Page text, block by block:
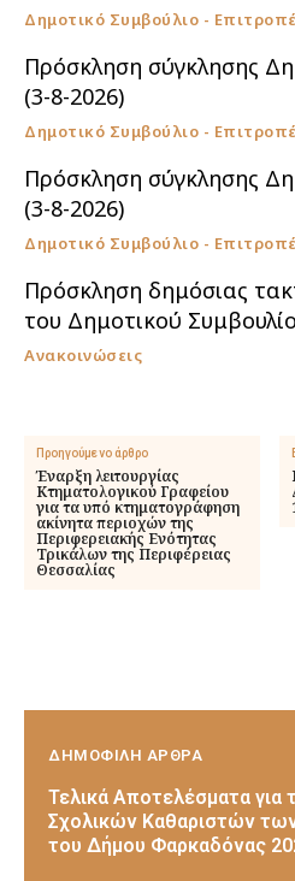
Δημοτικό Συμβούλιο -
Πρόσκληση σύγκλησης
(3-8-2026)
Δημοτικό Συμβούλιο -
Πρόσκληση σύγκλησης
(3-8-2026)
Δημοτικό Συμβούλιο -
Πρόσκληση δημόσιας
του Δημοτικού
Ανακοινώσεις
Προηγούμενο άρθρο
Έναρξη λειτουργίας
Κτηματολογικού Γραφείου
για τα υπό κτηματογράφηση
ακίνητα περιοχών της
Περιφερειακής Ενότητας
Τρικάλων της Περιφέρειας
Θεσσαλίας
ΔΗΜΟΦΙΛΗ ΑΡΘΡΑ
Τελικά Αποτελέσματα για
Σχολικών Καθαριστών
του Δήμου Φαρκαδόνας